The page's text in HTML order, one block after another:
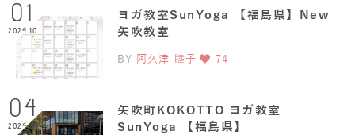
01
2024.10
ヨガ教室SunYoga 【福島県】New
矢吹教室
BY 阿久津 睦子 74
04
2024.09
矢吹町KOKOTTO ヨガ教室
SunYoga 【福島県】